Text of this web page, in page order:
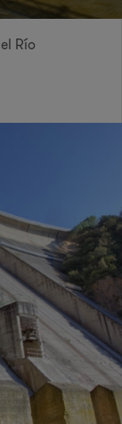
Río